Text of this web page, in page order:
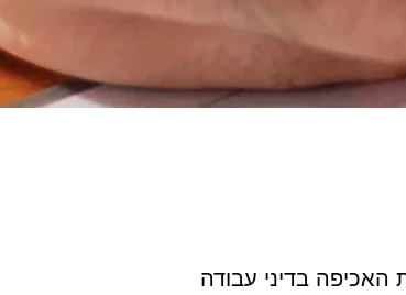
בדיני עבודה